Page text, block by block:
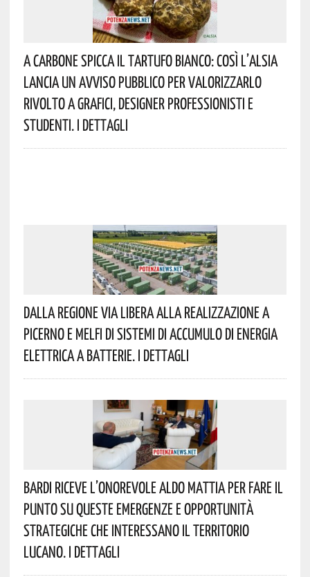
A Carbone Spicca Il Tartufo Bianco: Così L’Alsia
Lancia Un Avviso Pubblico Per Valorizzarlo
Rivolto A Grafici, Designer Professionisti E
Studenti. I Dettagli
Dalla Regione Via Libera Alla Realizzazione A
Picerno E Melfi Di Sistemi Di Accumulo Di Energia
Elettrica A Batterie. I Dettagli
Bardi Riceve L’onorevole Aldo Mattia Per Fare Il
Punto Su Queste Emergenze E Opportunità
Strategiche Che Interessano Il Territorio
Lucano. I Dettagli